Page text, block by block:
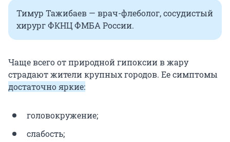
Тимур Тажибаев — врач-флеболог, сосудистый
хирург ФКНЦ ФМБА России.
Чаще всего от природной гипоксии в жару
страдают жители крупных городов. Ее симптомы
достаточно яркие:
головокружение;
слабость;